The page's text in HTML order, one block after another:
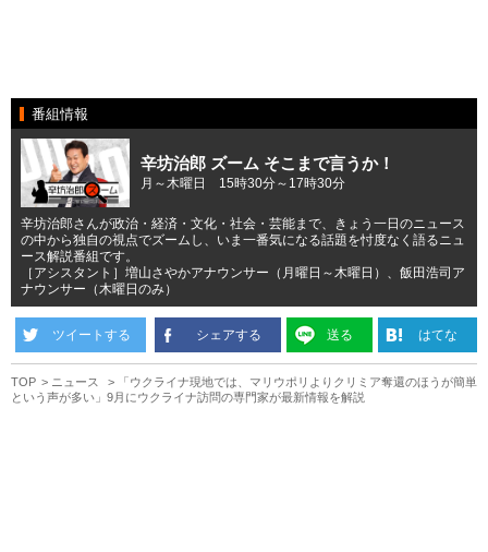
番組情報
辛坊治郎 ズーム そこまで言うか！
月～木曜日 15時30分～17時30分
辛坊治郎さんが政治・経済・文化・社会・芸能まで、きょう一日のニュース
の中から独自の視点でズームし、いま一番気になる話題を忖度なく語るニュ
ース解説番組です。
［アシスタント］増山さやかアナウンサー（月曜日～木曜日）、飯田浩司ア
ナウンサー（木曜日のみ）
ツイートする シェアする 送る はてな
TOP ニュース
「ウクライナ現地では、マリウポリよりクリミア奪還のほうが簡単
という声が多い」9月にウクライナ訪問の専門家が最新情報を解説